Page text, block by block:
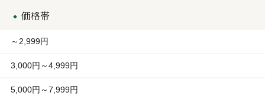
価格帯
～2,999円
3,000円～4,999円
5,000円～7,999円